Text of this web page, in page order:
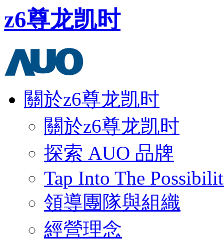
z6尊龙凯时
關於z6尊龙凯时
關於z6尊龙凯时
探索 AUO 品牌
Tap Into The
領導團隊與組織
經營理念